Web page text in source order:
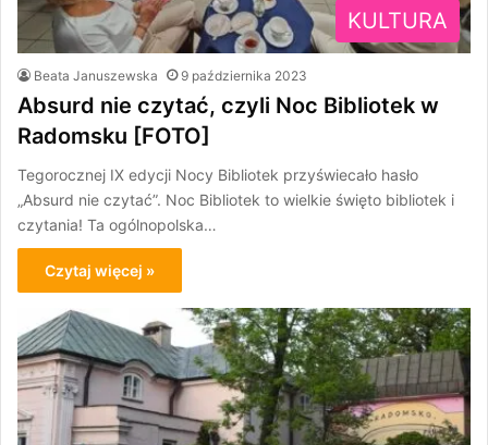
KULTURA
Beata Januszewska 9 października 2023
Absurd nie czytać, czyli Noc Bibliotek w
Radomsku [FOTO]
Tegorocznej IX edycji Nocy Bibliotek przyświecało hasło
„Absurd nie czytać”. Noc Bibliotek to wielkie święto bibliotek i
czytania! Ta ogólnopolska…
Czytaj więcej »